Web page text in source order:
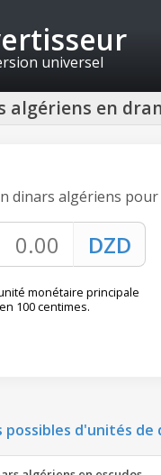
universel
algériens en
dinars algériens
monétaire principale
100 centimes.
d'unités de